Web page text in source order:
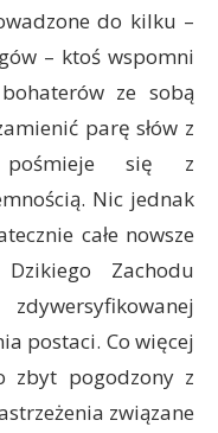
do kilku –
– ktoś wspomni
ze sobą
parę słów z
pośmieje się z
Nic jednak
całe nowsze
Zachodu
postaci. Co więcej
zbyt pogodzony z
związane